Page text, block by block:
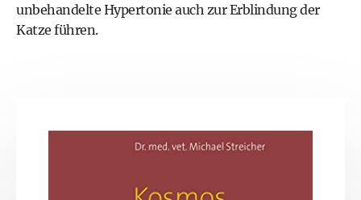
unbehandelte Hypertonie auch zur Erblindung der
Katze führen.